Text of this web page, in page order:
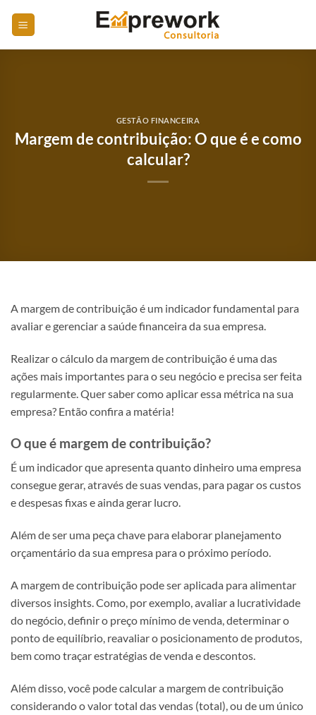
GESTÃO FINANCEIRA
Margem de contribuição: O que é e como
calcular?
A margem de contribuição é um indicador fundamental para
avaliar e gerenciar a saúde financeira da sua empresa.
Realizar o cálculo da margem de contribuição é uma das
ações mais importantes para o seu negócio e precisa ser feita
regularmente. Quer saber como aplicar essa métrica na sua
empresa? Então confira a matéria!
O que é margem de contribuição?
É um indicador que apresenta quanto dinheiro uma empresa
consegue gerar, através de suas vendas, para pagar os custos
e despesas fixas e ainda gerar lucro.
Além de ser uma peça chave para elaborar planejamento
orçamentário da sua empresa para o próximo período.
A margem de contribuição pode ser aplicada para alimentar
diversos insights. Como, por exemplo, avaliar a lucratividade
do negócio, definir o preço mínimo de venda, determinar o
ponto de equilíbrio, reavaliar o posicionamento de produtos,
bem como traçar estratégias de venda e descontos.
Além disso, você pode calcular a margem de contribuição
considerando o valor total das vendas (total), ou de um único